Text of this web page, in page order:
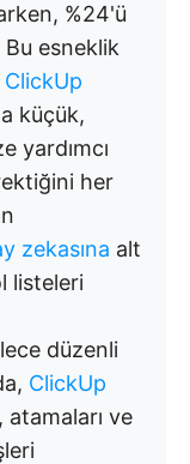
%24'ü
esneklik
ClickUp
küçük,
yardımcı
her
zekasına alt
listeleri
düzenli
ClickUp
ve